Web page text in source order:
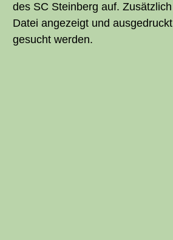
des SC Stein­berg auf.
Datei ange­zeigt und
gesucht werden.